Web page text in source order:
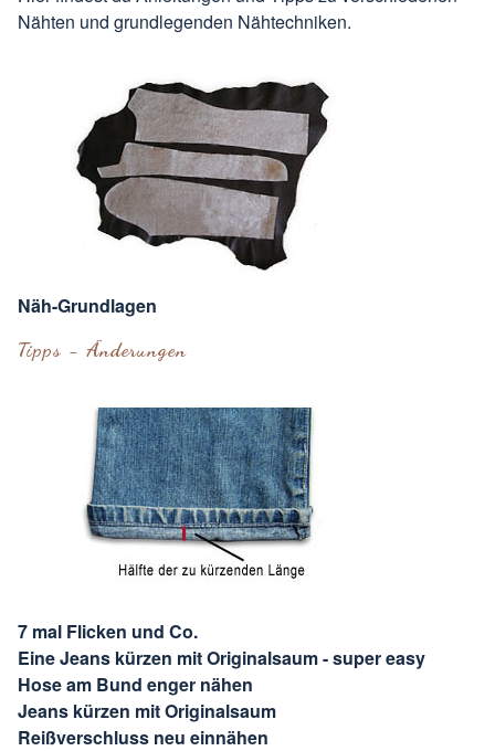
Nähten und grundlegenden Nähtechniken.
Näh-Grundlagen
Tipps - Änderungen
7 mal Flicken und Co.
Eine Jeans kürzen mit Originalsaum - super easy
Hose am Bund enger nähen
Jeans kürzen mit Originalsaum
Reißverschluss neu einnähen